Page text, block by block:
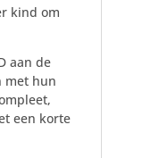
kind om
aan de
met hun
een korte